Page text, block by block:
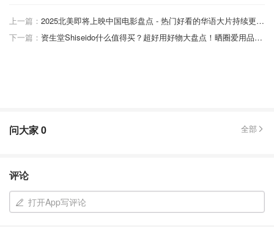
上一篇：
2025北美即将上映中国电影盘点 - 热门好看的华语大片持续更新 - 12月最新
下一篇：
资生堂Shiseido什么值得买？超好用好物大盘点！晒圈爱用品等你Pick~
问大家0 全部
评论
打开App写评论